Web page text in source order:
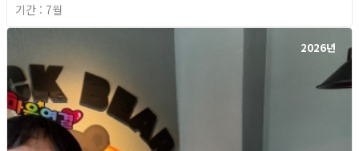
기간 : 7월
2026년